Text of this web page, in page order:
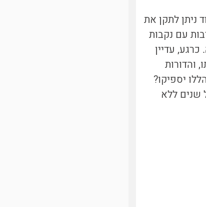
ניתן לתקן את
עם נקבות
עדיין
והדורות
הללו יספיקו?
שנים ללא